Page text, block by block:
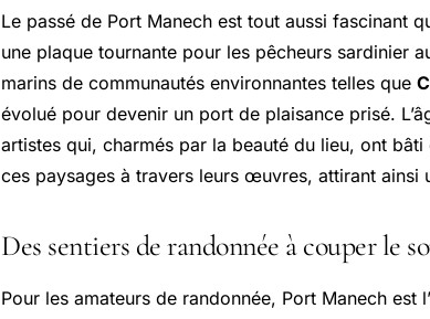
Le passé de Port Manech est tout aussi fascinant
une plaque tournante pour les pêcheurs sardinier
marins de communautés environnantes telles que
évolué pour devenir un port de plaisance prisé.
artistes qui, charmés par la beauté du lieu, ont
ces paysages à travers leurs œuvres, attirant ainsi
Des sentiers de randonnée à couper le
Pour les amateurs de randonnée, Port Manech est